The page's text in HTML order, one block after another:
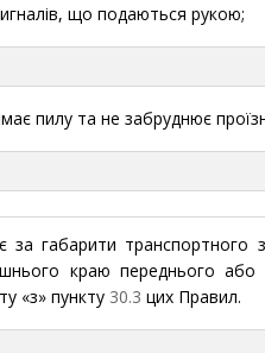
що подаються рукою;
пилу та не забруднює
за габарити
краю переднього або
«з» пункту 30.3 цих Правил.